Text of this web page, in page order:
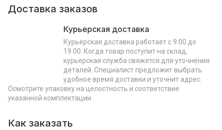
Доставка заказов
Курьерская доставка
Курьерская доставка работает с 9.00 до
19.00. Когда товар поступит на склад,
курьерская служба свяжется для уточнения
деталей. Специалист предложит выбрать
удобное время доставки и уточнит адрес.
Осмотрите упаковку на целостность и соответствие
указанной комплектации.
Как заказать